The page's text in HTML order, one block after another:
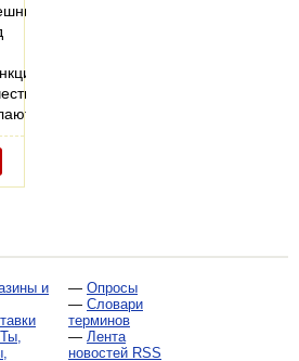
и
— Опросы
— Словари
терминов
— Лента
новостей RSS